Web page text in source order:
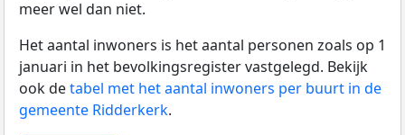
meer wel dan niet.
Het aantal inwoners is het aantal personen zoals op 1
januari in het bevolkingsregister vastgelegd. Bekijk
ook detabel met het aantal inwoners per buurt in de
gemeente Ridderkerk.